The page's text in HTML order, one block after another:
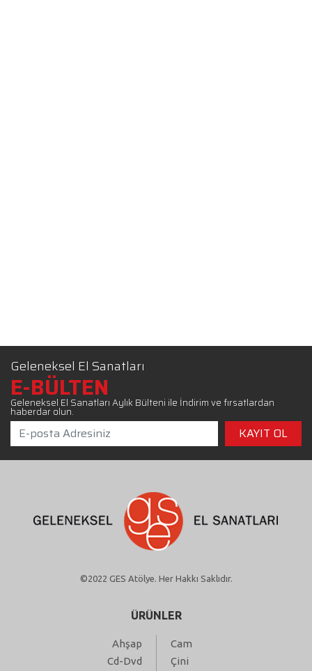
Geleneksel El Sanatları
E-BÜLTEN
Geleneksel El Sanatları Aylık Bülteni ile İndirim ve fırsatlardan
haberdar olun.
©2022 GES Atölye. Her Hakkı Saklıdır.
ÜRÜNLER
Ahşap
Cam
Cd-Dvd
Çini